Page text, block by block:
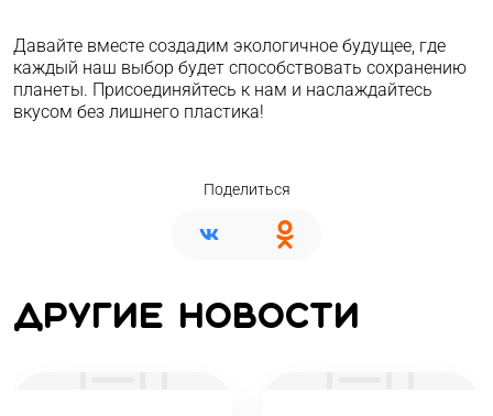
Давайте вместе создадим экологичное будущее, где
каждый наш выбор будет способствовать сохранению
планеты. Присоединяйтесь к нам и наслаждайтесь
вкусом без лишнего пластика!
Поделиться
Другие новости